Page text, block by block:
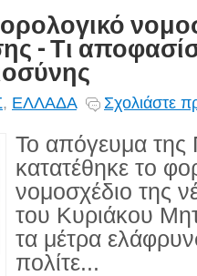
- Τι
, ΕΛΛΑΔΑ Σχολιάστε
Το απόγευμα της
κατατέθηκε το
νομοσχέδιο της
του Κυριάκου
τα μέτρα
πολίτε...